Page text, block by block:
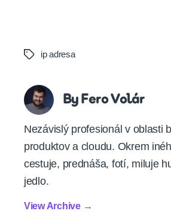
Tags ip adresa
By Fero Volár
Nezávislý profesionál v oblasti
produktov a cloudu. Okrem
cestuje, prednáša, fotí, miluje
jedlo.
View Archive →